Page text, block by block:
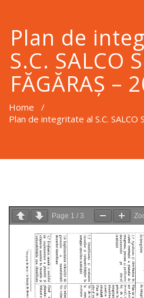
Plan de
S.C. SALCO
FĂGĂRAȘ –
Home /
Plan de integritate al S.C. SALCO
Page 1 / 3